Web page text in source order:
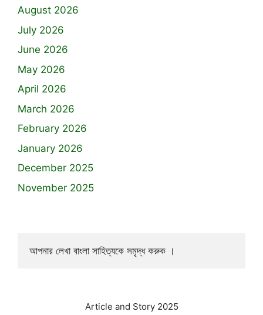
August 2026
July 2026
June 2026
May 2026
April 2026
March 2026
February 2026
January 2026
December 2025
November 2025
আপনার লেখা বাংলা সাহিত্যকে সমৃদ্ধ করুক ।
Article and Story 2025